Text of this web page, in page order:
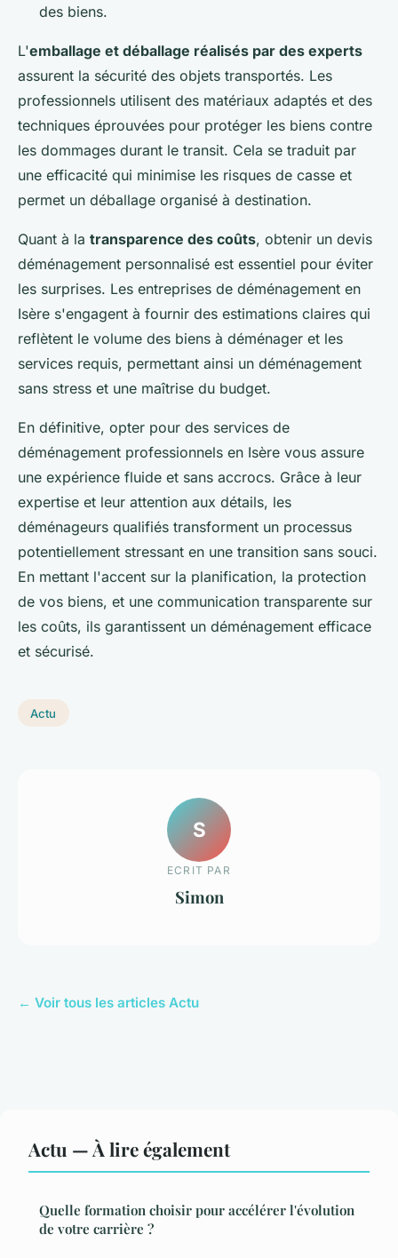
des biens.
L'emballage et déballage réalisés par des experts
assurent la sécurité des objets transportés. Les
professionnels utilisent des matériaux adaptés et des
techniques éprouvées pour protéger les biens contre
les dommages durant le transit. Cela se traduit par
une efficacité qui minimise les risques de casse et
permet un déballage organisé à destination.
Quant à la transparence des coûts, obtenir un devis
déménagement personnalisé est essentiel pour éviter
les surprises. Les entreprises de déménagement en
Isère s'engagent à fournir des estimations claires qui
reflètent le volume des biens à déménager et les
services requis, permettant ainsi un déménagement
sans stress et une maîtrise du budget.
En définitive, opter pour des services de
déménagement professionnels en Isère vous assure
une expérience fluide et sans accrocs. Grâce à leur
expertise et leur attention aux détails, les
déménageurs qualifiés transforment un processus
potentiellement stressant en une transition sans souci.
En mettant l'accent sur la planification, la protection
de vos biens, et une communication transparente sur
les coûts, ils garantissent un déménagement efficace
et sécurisé.
Actu
S
ECRIT PAR
Simon
← Voir tous les articles Actu
Actu — À lire également
Quelle formation choisir pour accélérer l'évolution
de votre carrière ?